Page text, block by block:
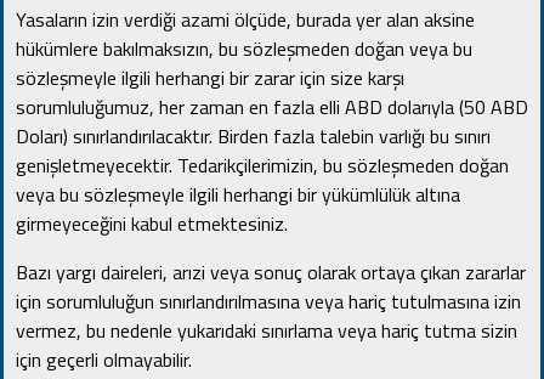
Yasaların izin verdiği azami ölçüde, burada yer alan aksine
hükümlere bakılmaksızın, bu sözleşmeden doğan veya bu
sözleşmeyle ilgili herhangi bir zarar için size karşı
sorumluluğumuz, her zaman en fazla elli ABD dolarıyla (50 ABD
Doları) sınırlandırılacaktır. Birden fazla talebin varlığı bu sınırı
genişletmeyecektir. Tedarikçilerimizin, bu sözleşmeden doğan
veya bu sözleşmeyle ilgili herhangi bir yükümlülük altına
girmeyeceğini kabul etmektesiniz.
Bazı yargı daireleri, arızi veya sonuç olarak ortaya çıkan zararlar
için sorumluluğun sınırlandırılmasına veya hariç tutulmasına izin
vermez, bu nedenle yukarıdaki sınırlama veya hariç tutma sizin
için geçerli olmayabilir.